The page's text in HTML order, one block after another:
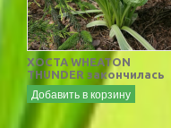
ХОСТА WHEATON
THUNDER закончилась
Добавить в корзину